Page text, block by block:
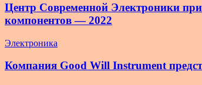
Центр Современной Электроники
компонентов — 2022
Электроника
Компания Good Will Instrument